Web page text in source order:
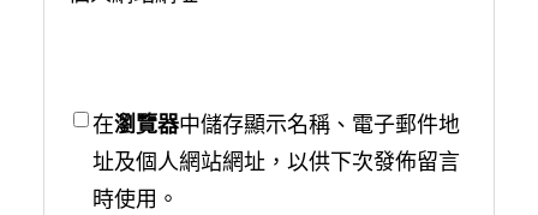
在瀏覽器中儲存顯示名稱、電子郵件地
址及個人網站網址，以供下次發佈留言
時使用。